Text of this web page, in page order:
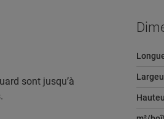
sont jusqu’à